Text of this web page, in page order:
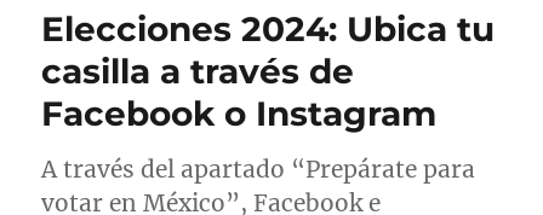
c
d
o
e
l
o
a
s
u
t
a
s
Elecciones 2024: Ubica tu
casilla a través de
Facebook o Instagram
A través del apartado “Prepárate para
votar en México”, Facebook e